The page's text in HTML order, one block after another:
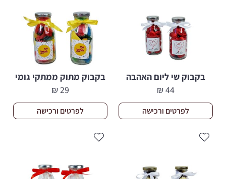
בקבוק שי ליום האהבה
44
₪
לפרטים ורכישה
בקבוק מתוק ממתקי גומי
29
₪
לפרטים ורכישה